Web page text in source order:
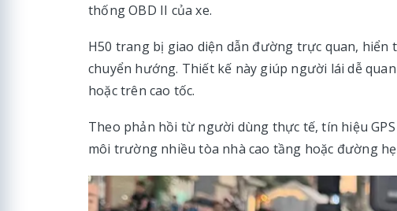
thống OBD II của xe.
H50 trang bị giao diện dẫn đường trực quan,
chuyển hướng. Thiết kế này giúp người lái dễ
hoặc trên cao tốc.
Theo phản hồi từ người dùng thực tế, tín hiệu
môi trường nhiều tòa nhà cao tầng hoặc đường